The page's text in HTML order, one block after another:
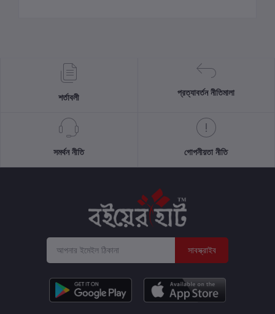
শর্তাবলী প্রত্যাবর্তন নীতিমালা
সমর্থন নীতি গোপনীয়তা নীতি
সাবস্ক্রাইব